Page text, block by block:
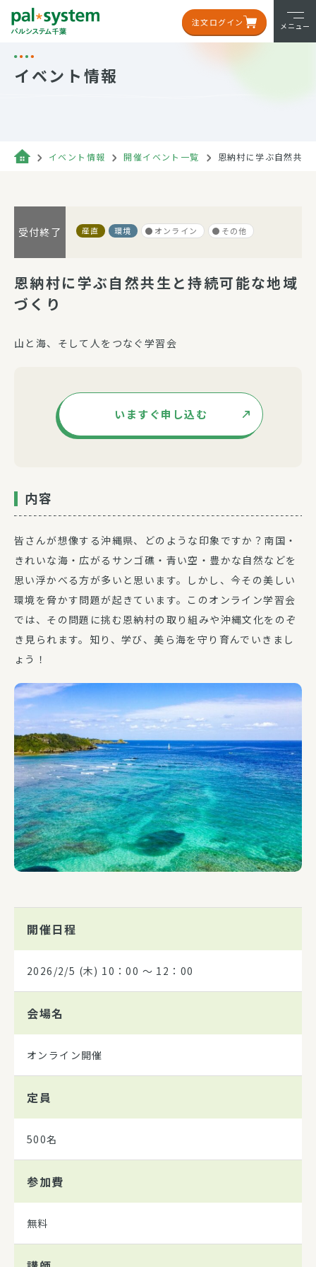
注文ログイン メニュー
イベント情報
イベント情報 開催イベント一覧 恩納村に学ぶ自然共
受付終了 産直 環境 オンライン その他
恩納村に学ぶ自然共生と持続可能な地域
づくり
山と海、そして人をつなぐ学習会
いますぐ申し込む
内容
皆さんが想像する沖縄県、どのような印象ですか？南国・
きれいな海・広がるサンゴ礁・青い空・豊かな自然などを
思い浮かべる方が多いと思います。しかし、今その美しい
環境を脅かす問題が起きています。このオンライン学習会
では、その問題に挑む恩納村の取り組みや沖縄文化をのぞ
き見られます。知り、学び、美ら海を守り育んでいきまし
ょう！
開催日程
2026/2/5 (木) 10：00 ～ 12：00
会場名
オンライン開催
定員
500名
参加費
無料